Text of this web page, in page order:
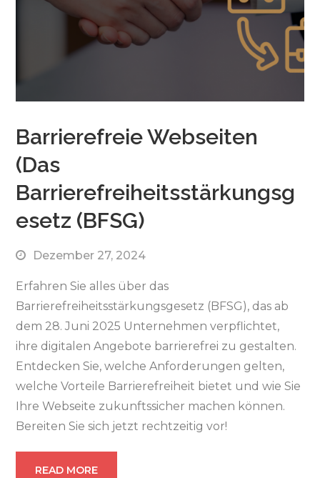
Barrierefreie Webseiten
(Das
Barrierefreiheitsstärkungsg
esetz (BFSG)
Dezember 27, 2024
Erfahren Sie alles über das
Barrierefreiheitsstärkungsgesetz (BFSG), das ab
dem 28. Juni 2025 Unternehmen verpflichtet,
ihre digitalen Angebote barrierefrei zu gestalten.
Entdecken Sie, welche Anforderungen gelten,
welche Vorteile Barrierefreiheit bietet und wie Sie
Ihre Webseite zukunftssicher machen können.
Bereiten Sie sich jetzt rechtzeitig vor!
READ MORE